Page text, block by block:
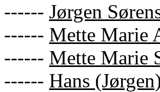
------ Jørgen
------ Mette Marie
------ Mette Marie
------ Hans